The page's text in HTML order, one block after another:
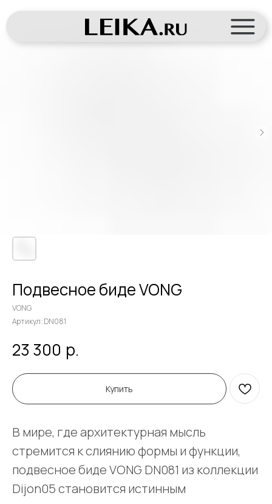
Подвесное биде VONG
VONG
Артикул: DN081
23 300 р.
Купить
В мире, где архитектурная мысль
стремится к слиянию формы и функции,
подвесное биде VONG DN081 из коллекции
Dijon05 становится истинным